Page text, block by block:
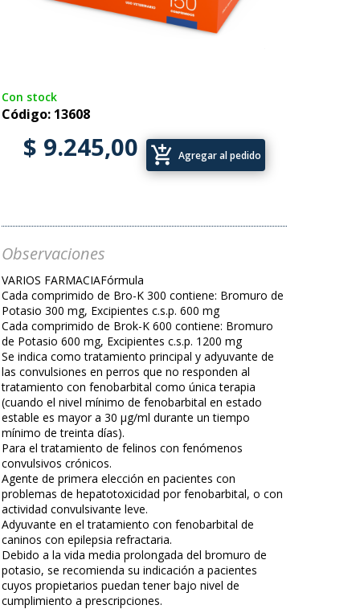
Con stock
Código: 13608
$ 9.245,00 add_shopping_cart Agregar al pedido
Observaciones
VARIOS FARMACIAFórmula
Cada comprimido de Bro-K 300 contiene: Bromuro de
Potasio 300 mg, Excipientes c.s.p. 600 mg
Cada comprimido de Brok-K 600 contiene: Bromuro
de Potasio 600 mg, Excipientes c.s.p. 1200 mg
Se indica como tratamiento principal y adyuvante de
las convulsiones en perros que no responden al
tratamiento con fenobarbital como única terapia
(cuando el nivel mínimo de fenobarbital en estado
estable es mayor a 30 µg/ml durante un tiempo
mínimo de treinta días).
Para el tratamiento de felinos con fenómenos
convulsivos crónicos.
Agente de primera elección en pacientes con
problemas de hepatotoxicidad por fenobarbital, o con
actividad convulsivante leve.
Adyuvante en el tratamiento con fenobarbital de
caninos con epilepsia refractaria.
Debido a la vida media prolongada del bromuro de
potasio, se recomienda su indicación a pacientes
cuyos propietarios puedan tener bajo nivel de
cumplimiento a prescripciones.